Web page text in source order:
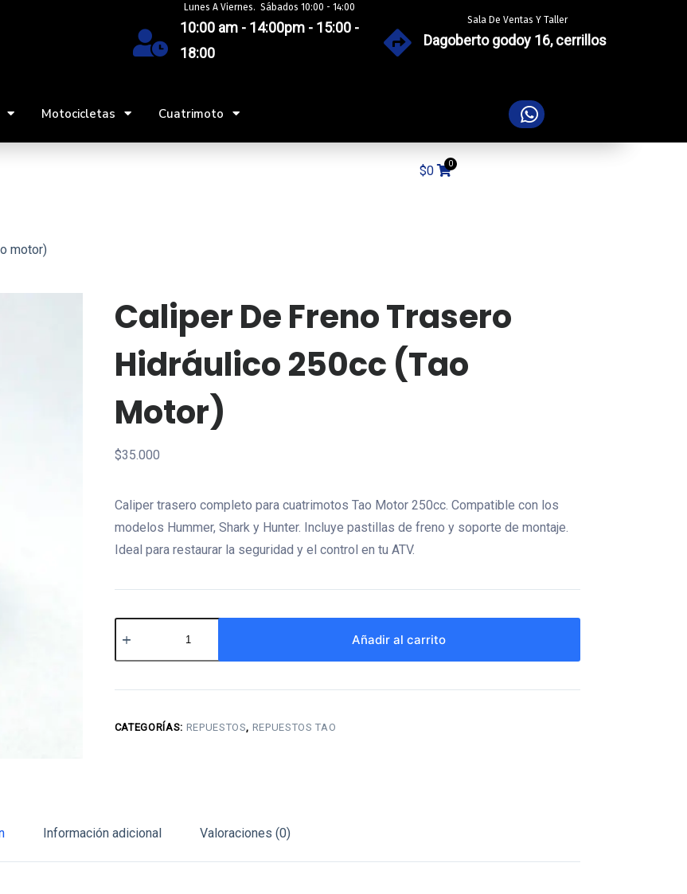
Lunes A Viernes. Sábados 10:00 - 14:00
10:00 am - 14:00pm - 15:00 -
18:00
Sala De Ventas Y Taller
Dagoberto godoy 16, cerrillos
Motocicletas Cuatrimoto
$0
motor)
Caliper De Freno Trasero
Hidráulico 250cc (Tao
Motor)
$35.000
Caliper trasero completo para cuatrimotos Tao Motor 250cc. Compatible con los
modelos Hummer, Shark y Hunter. Incluye pastillas de freno y soporte de montaje.
Ideal para restaurar la seguridad y el control en tu ATV.
de
Trasero
250cc
Añadir al carrito
CATEGORÍAS: REPUESTOS, REPUESTOS TAO
Información adicional Valoraciones (0)